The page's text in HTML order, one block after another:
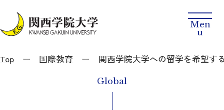
Top 国際教育 関西学院大学への留学を希望す
Global